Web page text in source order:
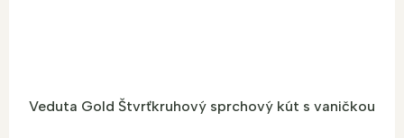
Veduta Gold Štvrťkruhový sprchový kút s vaničkou